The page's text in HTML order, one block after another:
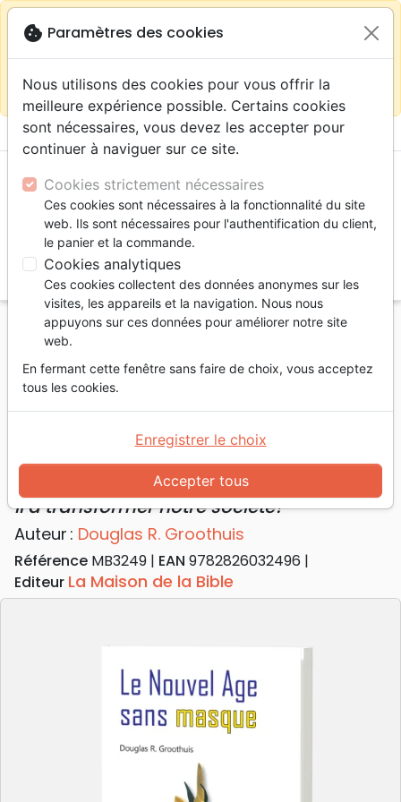
Continuer sur le site France close
warningSelon votre
localisation (États-
sur la boutique La Maison de la Bible Suisse
menu shopping_cart
Accueil Livres
Apologétique
Nouvel âge sans masque (Le) - Un mouvement
néo-religieux cherche-t-il à transformer notre
Le nouvel âge sans masque
Un mouvement néo-religieux cherche-t-
il à transformer notre sociéte?
Auteur : Douglas R. Groothuis
Référence MB3249 EAN 9782826032496
Editeur La Maison de la Bible
cookie Paramètres des cookies
Nous utilisons des cookies pour vous offrir la
meilleure expérience possible. Certains cookies
sont nécessaires, vous devez les accepter pour
continuer à naviguer sur ce site.
Cookies strictement nécessaires
Ces cookies sont nécessaires à la fonctionnalité du site
web. Ils sont nécessaires pour l'authentification du client,
le panier et la commande.
Cookies analytiques
Ces cookies collectent des données anonymes sur les
visites, les appareils et la navigation. Nous nous
appuyons sur ces données pour améliorer notre site
web.
En fermant cette fenêtre sans faire de choix, vous acceptez
tous les cookies.
Accepter tous
Enregistrer le choix